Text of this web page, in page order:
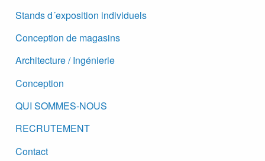
Stands d´exposition individuels
Conception de magasins
Architecture / Ingénierie
Conception
QUI SOMMES-NOUS
RECRUTEMENT
Contact